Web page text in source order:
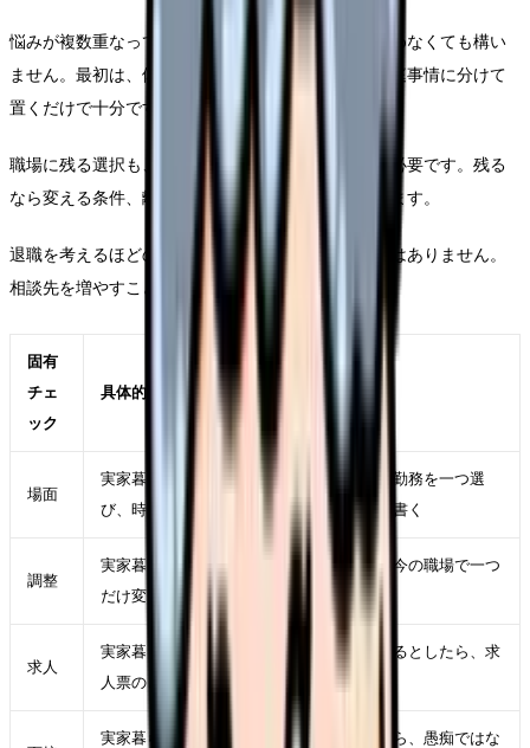
悩みが複数重なっている時は、退職理由を一つに決めなくても構い
ません。最初は、体調、勤務、給与、人間関係、家庭事情に分けて
置くだけで十分です。
職場に残る選択も、離れる選択も、どちらも準備が必要です。残る
なら変える条件、離れるなら次で避ける条件を決めます。
退職を考えるほどの悩みは、本人だけで背負う必要はありません。
相談先を増やすことも、判断の質を上げる行動です。
固有
チェ
ック
具体的に見ること
場面
実家暮らしで辞めたいが強くなった直近の勤務を一つ選
び、時間帯、相手、業務、体調を具体的に書く
調整
実家暮らしで辞めたいを軽くするために、今の職場で一つ
だけ変えられる条件を決める
求人
実家暮らしで辞めたいが次の職場でも起きるとしたら、求
人票のどの項目に表れるかを考える
実家暮らしで辞めたいを面接で説明するなら、愚痴ではな